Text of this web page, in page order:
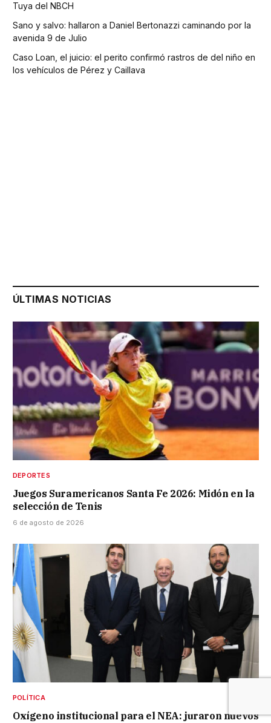
Tuya del NBCH
Sano y salvo: hallaron a Daniel Bertonazzi caminando por la
avenida 9 de Julio
Caso Loan, el juicio: el perito confirmó rastros de del niño en
los vehículos de Pérez y Caillava
ÚLTIMAS NOTICIAS
DEPORTES
Juegos Suramericanos Santa Fe 2026: Midón en la
selección de Tenis
6 de agosto de 2026
POLÍTICA
Oxígeno institucional para el NEA: juraron nuevos